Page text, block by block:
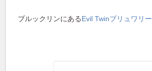
ブルックリンにあるEvil Twinブリュワリー